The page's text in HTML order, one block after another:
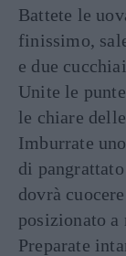
Battete le
finissimo,
e due
Unite le
le chiare
Imburrate
di
dovrà
posizionato a
Preparate